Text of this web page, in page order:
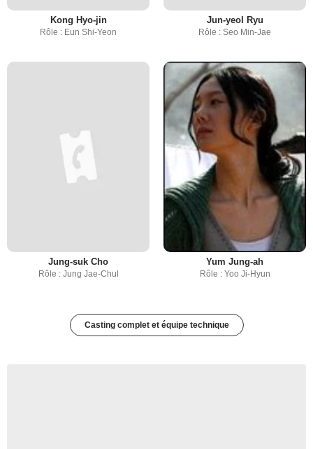
Kong Hyo-jin
Rôle : Eun Shi-Yeon
Jun-yeol Ryu
Rôle : Seo Min-Jae
Jung-suk Cho
Rôle : Jung Jae-Chul
Yum Jung-ah
Rôle : Yoo Ji-Hyun
Casting complet et équipe technique